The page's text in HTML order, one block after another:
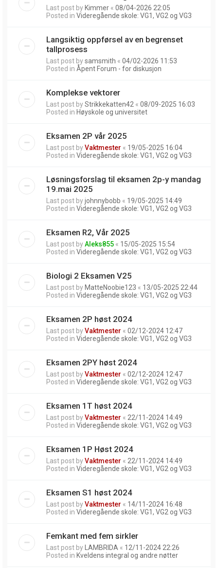
Last post by Kimmer « 08/04-2026 22:05
Posted in Videregående skole: VG1, VG2 og VG3
Langsiktig oppførsel av en begrenset
tallprosess
Last post bysamsmith « 04/02-2026 11:53
Posted in Åpent Forum - for diskusjon
Komplekse vektorer
Last post byStrikkekatten42 « 08/09-2025 16:03
Posted in Høyskole og universitet
Eksamen 2P vår 2025
Last post byVaktmester « 19/05-2025 16:04
Posted in Videregående skole: VG1, VG2 og VG3
Løsningsforslag til eksamen 2p-y mandag
19.mai 2025
Last post byjohnnybobb « 19/05-2025 14:49
Posted in Videregående skole: VG1, VG2 og VG3
Eksamen R2, Vår 2025
Last post byAleks855 « 15/05-2025 15:54
Posted in Videregående skole: VG1, VG2 og VG3
Biologi 2 Eksamen V25
Last post by MatteNoobie123 « 13/05-2025 22:44
Posted in Videregående skole: VG1, VG2 og VG3
Eksamen 2P høst 2024
Last post byVaktmester « 02/12-2024 12:47
Posted in Videregående skole: VG1, VG2 og VG3
Eksamen 2PY høst 2024
Last post byVaktmester « 02/12-2024 12:47
Posted in Videregående skole: VG1, VG2 og VG3
Eksamen 1T høst 2024
Last post byVaktmester « 22/11-2024 14:49
Posted in Videregående skole: VG1, VG2 og VG3
Eksamen 1P Høst 2024
Last post byVaktmester « 22/11-2024 14:49
Posted in Videregående skole: VG1, VG2 og VG3
Eksamen S1 høst 2024
Last post byVaktmester « 14/11-2024 16:48
Posted in Videregående skole: VG1, VG2 og VG3
Femkant med fem sirkler
Last post by LAMBRIDA « 12/11-2024 22:26
Posted in Kveldens integral og andre nøtter